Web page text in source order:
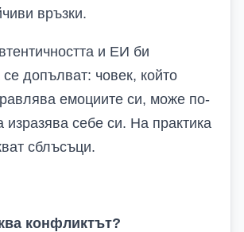
връзки.
и ЕИ би
допълват: човек, който
емоциите си, може по-
изразява себе си. На практика
сблъсъци.
конфликтът?